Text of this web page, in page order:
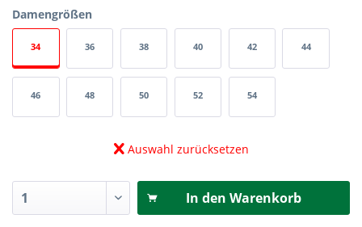
Damengrößen
34 36 38 40 42 44
46 48 50 52 54
Auswahl zurücksetzen
In den Warenkorb